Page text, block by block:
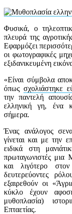
Φυσικά, ο
πλευρά της
Εφαρμόζει
οι φωτογραφικές
εξιδανικευμένη
«Είναι σύμβολα
όπως σχολιάστηκε
την παντελή
ελληνική γη, ένα
σήμερα.
Ένας ανάλογος
γίνεται και με την
ειδικά στη
πρωταγωνιστές μια
και λιγότερο
δευτερεύοντες
εξαιρεθούν οι
κύκλο έχουν
μυθοπλασία)
Επταετίας.